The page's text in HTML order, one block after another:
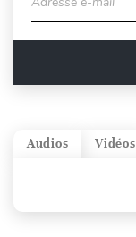
Vidéos
Audios